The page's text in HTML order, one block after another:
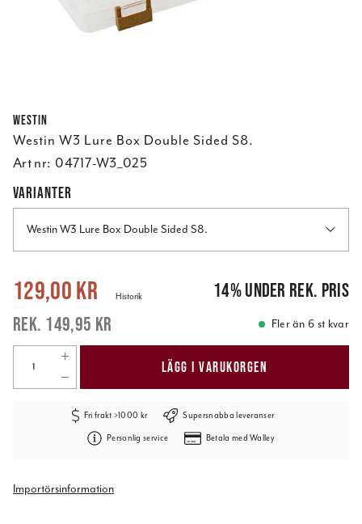
Westin
Westin W3 Lure Box Double Sided S8.
Art nr: 04717-W3_025
VARIANTER
Westin W3 Lure Box Double Sided S8.
Nuvarande pris:129,00 kr 149,95 kr
129,00 kr
149,95 kr
Historik 14%under rek. pris
Fler än 6 st kvar
LÄGG I VARUKORGEN
Fri frakt >1000 kr Supersnabba leveranser
Personlig service Betala med Walley
Importörsinformation